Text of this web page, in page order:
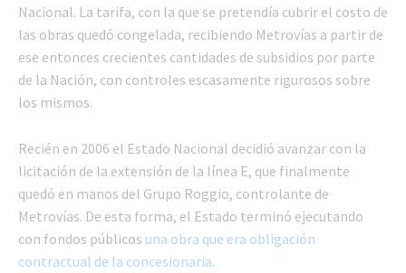
Nacional. La tarifa, con la que se pretendía cubrir el costo de
las obras quedó congelada, recibiendo Metrovías a partir de
ese entonces crecientes cantidades de subsidios por parte
de la Nación, con controles escasamente rigurosos sobre
los mismos.
Recién en 2006 el Estado Nacional decidió avanzar con la
licitación de la extensión de la línea E, que finalmente
quedó en manos del Grupo Roggio, controlante de
Metrovías. De esta forma, el Estado terminó ejecutando
con fondos públicos una obra que era obligación
contractual de la concesionaria.